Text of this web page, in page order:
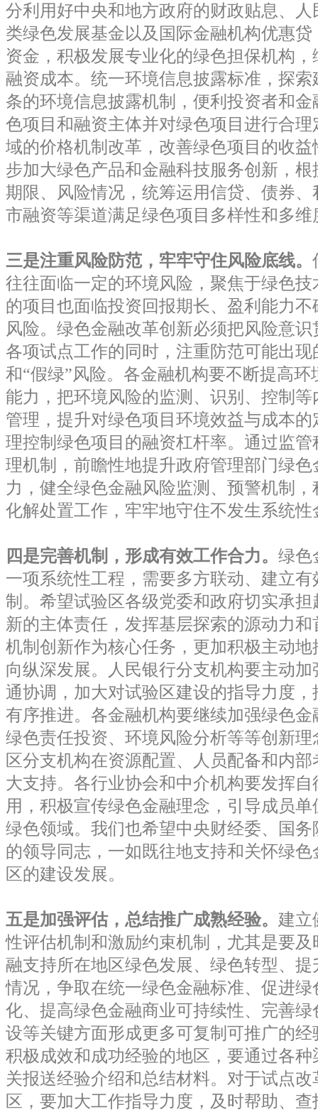
分利用好中央和地方政府的财政贴息、
类绿色发展基金以及国际金融机构优惠
资金，积极发展专业化的绿色担保机构
融资成本。统一环境信息披露标准，探
条的环境信息披露机制，便利投资者和
色项目和融资主体并对绿色项目进行合
域的价格机制改革，改善绿色项目的收
步加大绿色产品和金融科技服务创新，
期限、风险情况，统筹运用信贷、债券
市融资等渠道满足绿色项目多样性和多
三是注重风险防范，牢牢守住风险底线。
往往面临一定的环境风险，聚焦于绿色
的项目也面临投资回报期长、盈利能力
风险。绿色金融改革创新必须把风险意
各项试点工作的同时，注重防范可能出
和“假绿”风险。各金融机构要不断提高
能力，把环境风险的监测、识别、控制
管理，提升对绿色项目环境效益与成本
理控制绿色项目的融资杠杆率。通过监
理机制，前瞻性地提升政府管理部门绿
力，健全绿色金融风险监测、预警机制
化解处置工作，牢牢地守住不发生系统
四是完善机制，形成有效工作合力。 绿色
一项系统性工程，需要多方联动、建立
制。希望试验区各级党委和政府切实承
新的主体责任，发挥基层探索的源动力
机制创新作为核心任务，更加积极主动
向纵深发展。人民银行分支机构要主动
通协调，加大对试验区建设的指导力度
有序推进。各金融机构要继续加强绿色
绿色责任投资、环境风险分析等等创新
区分支机构在资源配置、人员配备和内
大支持。各行业协会和中介机构要发挥
用，积极宣传绿色金融理念，引导成员
绿色领域。我们也希望中央财经委、国
的领导同志，一如既往地支持和关怀绿
区的建设发展。
五是加强评估，总结推广成熟经验。 建立
性评估机制和激励约束机制，尤其是要
融支持所在地区绿色发展、绿色转型、
情况，争取在统一绿色金融标准、促进
化、提高绿色金融商业可持续性、完善
设等关键方面形成更多可复制可推广的
积极成效和成功经验的地区，要通过各
关报送经验介绍和总结材料。对于试点
区，要加大工作指导力度，及时帮助、